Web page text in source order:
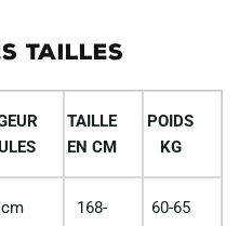
TAILLES
TAILLE
EN CM
POIDS
KG
168-
60-65